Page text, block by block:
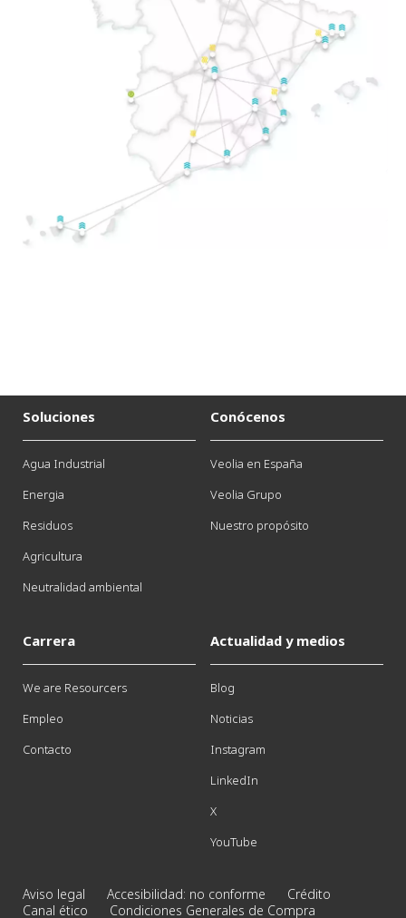
Soluciones
Agua Industrial
Energia
Residuos
Agricultura
Neutralidad ambiental
Conócenos
Veolia en España
Veolia Grupo
Nuestro propósito
Carrera
We are Resourcers
Empleo
Contacto
Actualidad y medios
Blog
Noticias
Instagram
LinkedIn
X
YouTube
Aviso legal Accesibilidad: no conforme
Crédito
Canal ético
Condiciones Generales de Compra